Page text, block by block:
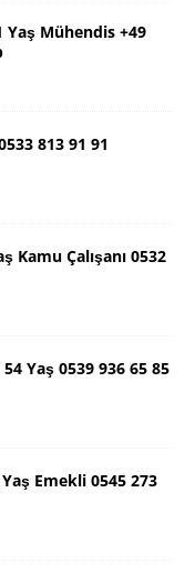
Yaş Mühendis +49
813 91 91
Kamu Çalışanı 0532
Yaş 0539 936 65 85
Emekli 0545 273